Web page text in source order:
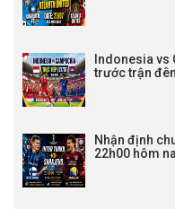
Indonesia vs
trước trận
Nhận định
22h00 hôm